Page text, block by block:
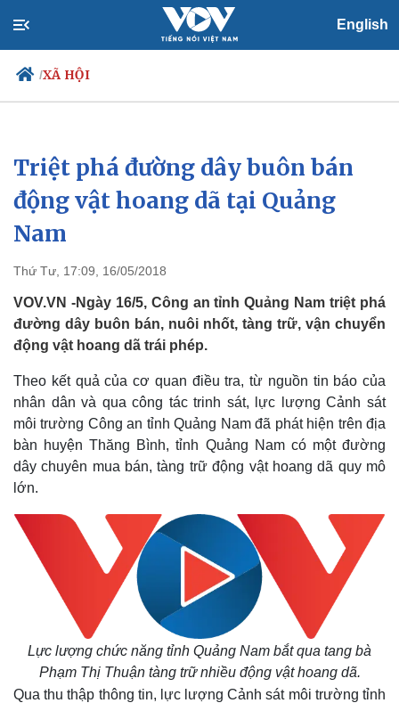
English
/XÃ HỘI
Chính trị
Đảng
Tổ chức nhân sự
Quốc hội
Xã hội
Tin 24h
Dự báo thời tiết
Triệt phá đường dây buôn bán
động vật hoang dã tại Quảng
Nam
Thứ Tư, 17:09, 16/05/2018
VOV.VN -Ngày 16/5, Công an tỉnh Quảng Nam triệt phá
đường dây buôn bán, nuôi nhốt, tàng trữ, vận chuyển
động vật hoang dã trái phép.
Theo kết quả của cơ quan điều tra, từ nguồn tin báo của
nhân dân và qua công tác trinh sát, lực lượng Cảnh sát
môi trường Công an tỉnh Quảng Nam đã phát hiện trên địa
bàn huyện Thăng Bình, tỉnh Quảng Nam có một đường
dây chuyên mua bán, tàng trữ động vật hoang dã quy mô
lớn.
Lực lượng chức năng tỉnh Quảng Nam bắt qua tang bà
Phạm Thị Thuận tàng trữ nhiều động vật hoang dã.
Qua thu thập thông tin, lực lượng Cảnh sát môi trường tỉnh